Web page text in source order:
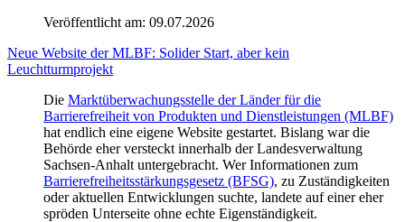
Veröffentlicht am: 09.07.2026
Neue Website der MLBF: Solider Start, aber kein
Leuchtturmprojekt
Die Marktüberwachungsstelle der Länder für die
Barrierefreiheit von Produkten und Dienstleistungen (MLBF)
hat endlich eine eigene Website gestartet. Bislang war die
Behörde eher versteckt innerhalb der Landesverwaltung
Sachsen-Anhalt untergebracht. Wer Informationen zum
Barrierefreiheitsstärkungsgesetz (BFSG), zu Zuständigkeiten
oder aktuellen Entwicklungen suchte, landete auf einer eher
spröden Unterseite ohne echte Eigenständigkeit.